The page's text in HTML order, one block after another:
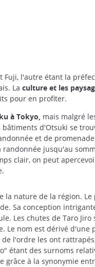
l'autre étant la
La culture et les
pour en profiter.
à Tokyo, mais malgré
d'Otsuki se
et de
jusqu'au
clair, on peut
nature de la région. Le
Sa conception
Les chutes de Taro
nom est dérivé
l'ordre les ont
étant des surnoms
à la synonymie